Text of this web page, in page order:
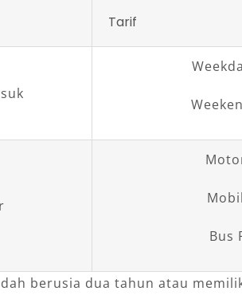
Tarif
Bus
berusia dua tahun atau